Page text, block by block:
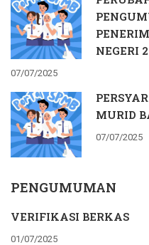
NEGERI
07/07/2025
MURID
07/07/2025
PENGUMUMAN
VERIFIKASI BERKAS
01/07/2025